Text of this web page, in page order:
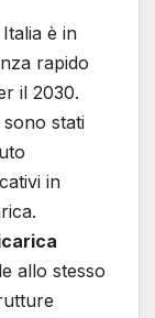
è in
rapido
il 2030.
stati
in
allo stesso